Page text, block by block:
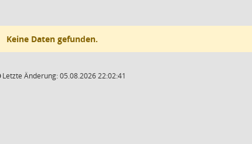
Keine Daten gefunden.
Letzte Änderung: 05.08.2026 22:02:41